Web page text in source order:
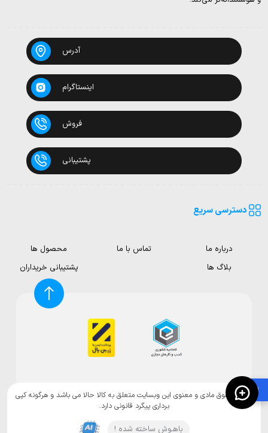
🛍️
آدرس
اینستاگرام
فروش
پشتیبانی
دسترسی سریع
درباره ما تماس با ما
محصول ها
بلاگ ها
پشتیبانی خریداران
تمامی حقوق مادی و معنوی این وبسایت متعلق به کالا حالا می باشد و هرگونه کپی
برداری پیگرد قانونی دارد.
باهـوش ساخته شده !